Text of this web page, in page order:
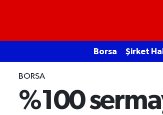
Borsa Şirket
BORSA
%100
Ekonomi
Emtia